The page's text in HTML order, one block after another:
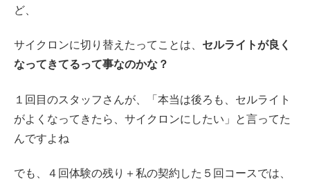
ど、
サイクロンに切り替えたってことは、 セルライトが良く
なってきてるって事なのかな？
１回目のスタッフさんが、「本当は後ろも、セルライト
がよくなってきたら、サイクロンにしたい」と言ってた
んですよね
でも、４回体験の残り＋私の契約した５回コースでは、